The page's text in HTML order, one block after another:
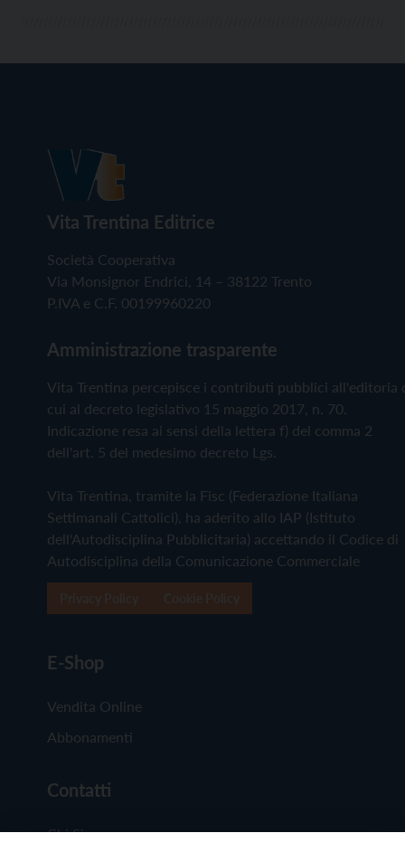
Vita Trentina Editrice
Società Cooperativa
Via Monsignor Endrici, 14 – 38122 Trento
P.IVA e C.F. 00199960220
Amministrazione trasparente
Vita Trentina percepisce i contributi pubblici all'editoria
cui al decreto legislativo 15 maggio 2017, n. 70.
Indicazione resa ai sensi della lettera f) del comma 2
dell'art. 5 del medesimo decreto Lgs.
Vita Trentina, tramite la Fisc (Federazione Italiana
Settimanali Cattolici), ha aderito allo IAP (Istituto
dell'Autodisciplina Pubblicitaria) accettando il Codice di
Autodisciplina della Comunicazione Commerciale
E-Shop
Vendita Online
Abbonamenti
Contatti
Chi Siamo